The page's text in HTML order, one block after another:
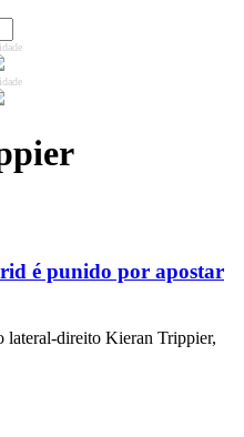
é punido por apostar
lateral-direito Kieran Trippier,